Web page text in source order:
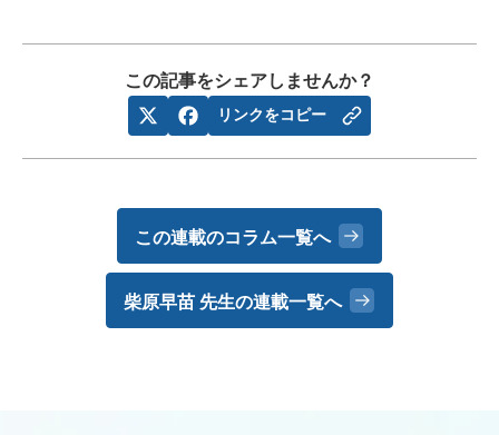
この記事をシェアしませんか？
リンクをコピー
この連載のコラム一覧へ
柴原早苗 先生の連載一覧へ